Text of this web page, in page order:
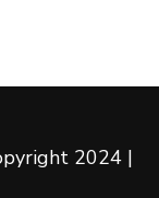
2024 |